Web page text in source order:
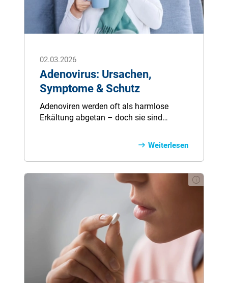
02.03.2026
Adenovirus: Ursachen,
Symptome & Schutz
Adenoviren werden oft als harmlose
Erkältung abgetan – doch sie sind
ansteckender als viele andere Viren. Sie
überleben lange auf Oberflächen,
verbreiten sich leicht über Hände,
Tröpfchen oder sogar Schwimmbäder
und können nicht nur die Atemwege,
sondern auch Augen und Magen-Darm-
Trakt betreffen. Typisch sind
langanhaltende Beschwerden, die einer
Grippe ähneln – manchmal kombiniert
mit einer hoch ansteckenden
Bindehautentzündung. Warum
Antibiotika nicht helfen, wer besonders
gefährdet ist und wie Sie sich wirksam
Weiterlesen